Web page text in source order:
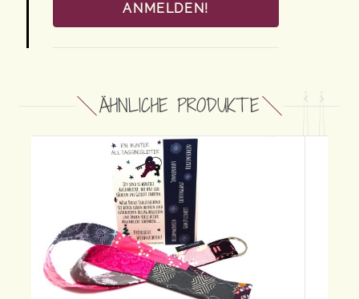
ANMELDEN!
ÄHNLICHE PRODUKTE